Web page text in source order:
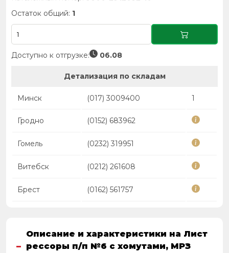
Остаток общий: 1
Доступно к отгрузке: 06.08
Детализация по складам
Минск (017) 3009400 1
Гродно (0152) 683962
Гомель (0232) 319951
Витебск (0212) 261608
Брест (0162) 561757
Описание и характеристики на Лист
рессоры п/п №6 с хомутами, МРЗ